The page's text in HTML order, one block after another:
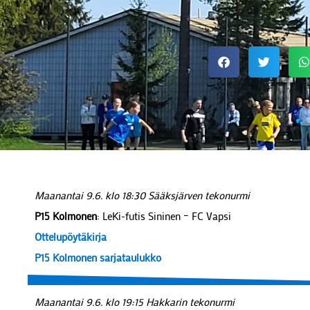
Maanantai 9.6. klo 18:30 Sääksjärven tekonurmi
P15 Kolmonen: LeKi-futis Sininen – FC Vapsi
Ottelupöytäkirja
P15 Kolmonen sarjataulukko
Maanantai 9.6. klo 19:15 Hakkarin tekonurmi